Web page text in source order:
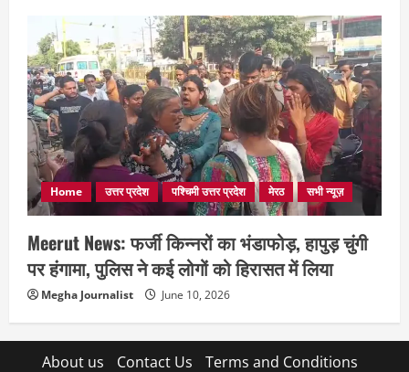
Home उत्तर प्रदेश पश्चिमी उत्तर प्रदेश मेरठ सभी न्यूज़
Meerut News: फर्जी किन्नरों का भंडाफोड़, हापुड़ चुंगी
पर हंगामा, पुलिस ने कई लोगों को हिरासत में लिया
Megha Journalist June 10, 2026
About us Contact Us Terms and Conditions